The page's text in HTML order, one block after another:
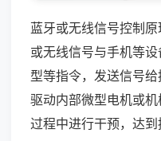
蓝牙或无线信号控制
或无线信号与手机等
型等指令，发送信号
驱动内部微型电机或
过程中进行干预，达到